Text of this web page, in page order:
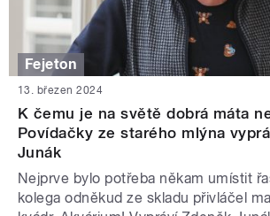
Fejeton
13. březen 2024
K čemu je na světě dobrá máta
Povídačky ze starého mlýna
Junák
Nejprve bylo potřeba někam umístit
kolega odněkud ze skladu přivláčel